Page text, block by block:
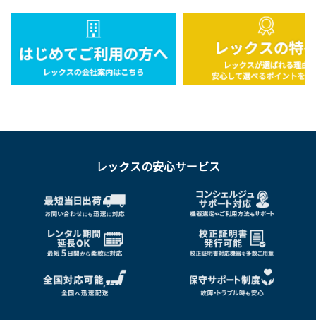
レックスの安心サービス